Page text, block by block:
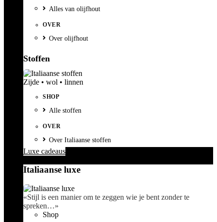
Alles van olijfhout
OVER
Over olijfhout
Stoffen
Zijde • wol • linnen
SHOP
Alle stoffen
OVER
Over Italiaanse stoffen
Luxe cadeaus
Italiaanse luxe
«Stijl is een manier om te zeggen wie je bent zonder te
spreken…»
Shop